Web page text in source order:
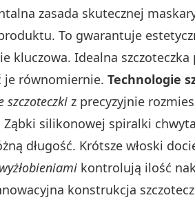
zasada skutecznej
To gwarantuje
kluczowa. Idealna
je równomiernie. Technologie
szczoteczki z precyzyjnie
Ząbki silikonowej spiralki
długość. Krótsze włoski
kontrolują ilość
konstrukcja